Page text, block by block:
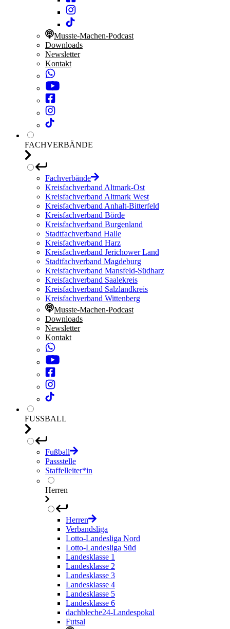
Musste-Machen-Podcast
Downloads
Newsletter
Kontakt
FACHVERBÄNDE
Fachverbände
Kreisfachverband Altmark-Ost
Kreisfachverband Altmark West
Kreisfachverband Anhalt-Bitterfeld
Kreisfachverband Börde
Kreisfachverband Burgenland
Stadtfachverband Halle
Kreisfachverband Harz
Kreisfachverband Jerichower Land
Stadtfachverband Magdeburg
Kreisfachverband Mansfeld-Südharz
Kreisfachverband Saalekreis
Kreisfachverband Salzlandkreis
Kreisfachverband Wittenberg
Musste-Machen-Podcast
Downloads
Newsletter
Kontakt
FUSSBALL
Fußball
Passstelle
Staffelleiter*in
Herren
Herren
Verbandsliga
Lotto-Landesliga Nord
Lotto-Landesliga Süd
Landesklasse 1
Landesklasse 2
Landesklasse 3
Landesklasse 4
Landesklasse 5
Landesklasse 6
dachbleche24-Landespokal
Futsal